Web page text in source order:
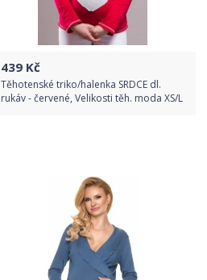
439 Kč
Těhotenské triko/halenka SRDCE dl.
rukáv - červené, Velikosti těh. moda XS/L
Detail produktu